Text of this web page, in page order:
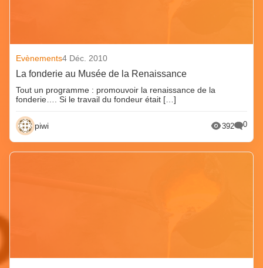
Evènements4 Déc. 2010
La fonderie au Musée de la Renaissance
Tout un programme : promouvoir la renaissance de la
fonderie…. Si le travail du fondeur était […]
piwi 392 0